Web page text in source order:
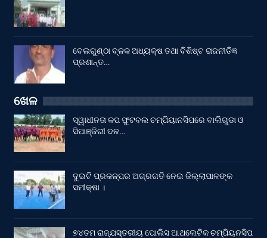
ବେଲଗୁଣ୍ଠା ବ୍ଳକ ଅଧ୍ୟକ୍ଷ ତଥା ବିଶିଷ୍ଟ ରାଜନୀତିଜ୍ଞ
ପ୍ରଶାନ୍ତ…
ଖେଳ
ସ୍ୱାଧୀନତା କପ ଫୁଟବଲ ଚମ୍ପିୟାନସିପରେ ବାଲିଗୁଡା ଓ
ସିପାଞ୍ଜିରୀ ଦଳ…
ଦୁଇଟି ପ୍ରକଳ୍ପର ଅଗ୍ରଗତି ନେଇ ଜିଲ୍ଲାପାଳଙ୍କ
ସମୀକ୍ଷା ।
୭୪ତମ ରାଜ୍ଯସ୍ତରୀୟ ପୋଲିସ ଆଥଲେଟିକ ଚମ୍ପିୟନସିପ